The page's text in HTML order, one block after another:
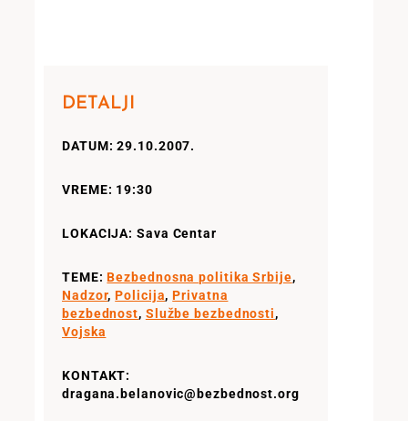
DETALJI
DATUM: 29.10.2007.
VREME: 19:30
LOKACIJA: Sava Centar
TEME:Bezbednosna politika Srbije,
Nadzor,Policija,Privatna
bezbednost, Službe bezbednosti,
Vojska
KONTAKT:
dragana.belanovic@bezbednost.org